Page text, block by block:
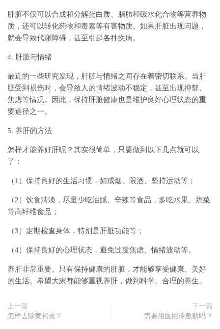
肝脏不仅可以合成和分解蛋白质、脂肪和碳水化合物等营养物
质，还可以转化药物和毒素等有害物质。如果肝脏出现问题，
就会导致代谢障碍，甚至引起各种疾病。
4. 肝脏与情绪
最近的一些研究发现，肝脏与情绪之间存在着密切联系。当肝
脏受到损伤时，会导致人的情绪波动不稳定，甚至出现抑郁、
焦虑等情况。因此，保持肝脏健康也是维护良好心理状态的重
要途径之一。
5. 养肝的方法
怎样才能养好肝呢？其实很简单，只要做到以下几点就可以
了：
（1）保持良好的生活习惯，如戒烟、限酒、坚持运动等；
（2）饮食清淡，尽量少吃油腻、辛辣等食品，多吃水果、蔬菜
等高纤维食品；
（3）定期检查身体，特别是肝脏功能等；
（4）保持良好的心理状态，避免过度焦虑、情绪波动等。
养肝非常重要。只有保持健康的肝脏，才能够享受健康、美好
的生活。希望大家都能够重视养肝，做到科学、合理的养生。
上一篇
怎样去除黄褐斑？
下一篇
需要用医用冷敷贴吗？